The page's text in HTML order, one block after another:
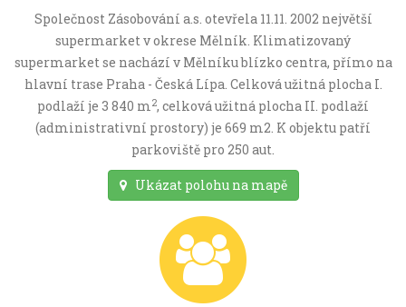
Společnost Zásobování a.s. otevřela 11.11. 2002 největší
supermarket v okrese Mělník. Klimatizovaný
supermarket se nachází v Mělníku blízko centra, přímo na
hlavní trase Praha - Česká Lípa. Celková užitná plocha I.
podlaží je 3 840 m2, celková užitná plocha II. podlaží
(administrativní prostory) je 669 m2. K objektu patří
parkoviště pro 250 aut.
Ukázat polohu na mapě